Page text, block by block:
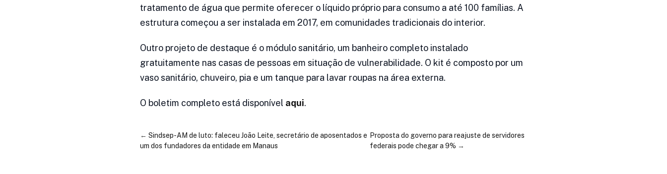
tratamento de água que permite oferecer o líquido próprio para consumo a até 100 famílias. A
estrutura começou a ser instalada em 2017, em comunidades tradicionais do interior.
Outro projeto de destaque é o módulo sanitário, um banheiro completo instalado
gratuitamente nas casas de pessoas em situação de vulnerabilidade. O kit é composto por um
vaso sanitário, chuveiro, pia e um tanque para lavar roupas na área externa.
O boletim completo está disponível aqui.
← Sindsep-AM de luto: faleceu João Leite, secretário de aposentados e
um dos fundadores da entidade em Manaus
Proposta do governo para reajuste de servidores
federais pode chegar a 9% →